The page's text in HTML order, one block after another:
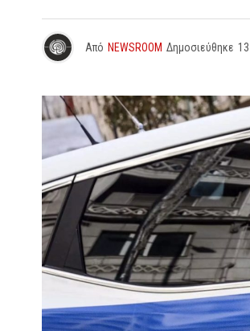
Από NEWSROOM Δημοσιεύθηκε